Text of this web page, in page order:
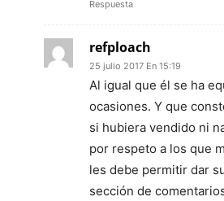
Respuesta
refploach
25 julio 2017 En 15:19
Al igual que él se ha
ocasiones. Y que
si hubiera vendido ni
por respeto a los que
les debe permitir dar
sección de